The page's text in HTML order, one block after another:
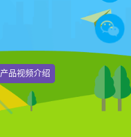
产品视频介绍